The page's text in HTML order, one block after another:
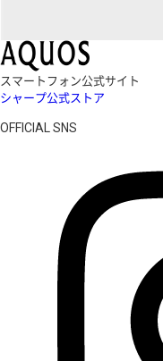
スマートフォン公式サイト
シャープ公式ストア
OFFICIAL SNS